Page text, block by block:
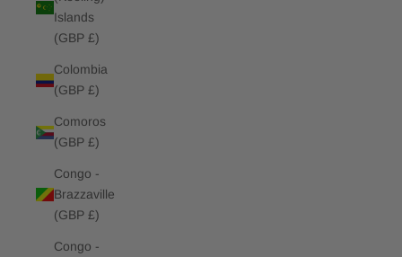
Islands
(GBP £)
Colombia
(GBP £)
Comoros
(GBP £)
Congo -
Brazzaville
(GBP £)
Congo -